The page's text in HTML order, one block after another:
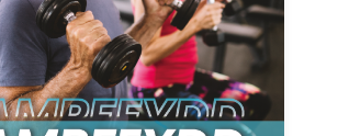
Gampfeydd MonLife a
sydd ganddynt i'w gynnig!
DARGANFOD MWY